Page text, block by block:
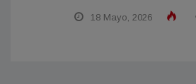
18 Mayo, 2026